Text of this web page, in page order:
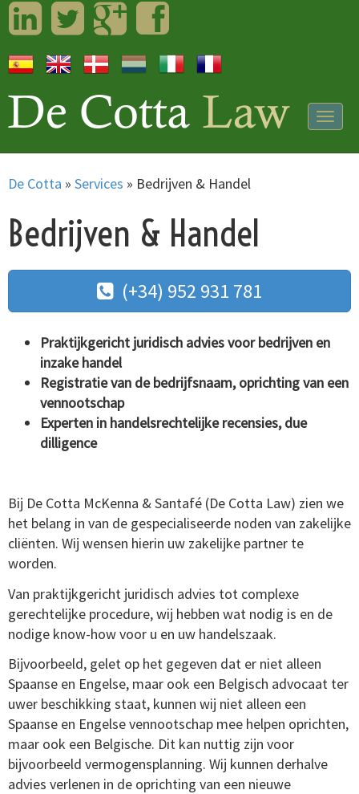
LinkedInTwitterGoogleplusFacebook
De Cotta » Services » Bedrijven & Handel
Bedrijven & Handel
(+34) 952 931 781
Praktijkgericht juridisch advies voor bedrijven en
inzake handel
Registratie van de bedrijfsnaam, oprichting van een
vennootschap
Experten in handelsrechtelijke recensies, due
dilligence
Bij De Cotta McKenna & Santafé (De Cotta Law) zien we
het belang in van de gespecialiseerde noden van zakelijke
cliënten. Wij wensen hierin uw zakelijke partner te
worden.
Van praktijkgericht juridisch advies tot complexe
gerechtelijke procedure, wij hebben wat nodig is en de
nodige know-how voor u en uw handelszaak.
Bijvoorbeeld, gelet op het gegeven dat er niet alleen
Spaanse en Engelse, maar ook een Belgisch advocaat ter
uwer beschikking staat, kunnen wij niet alleen een
Spaanse en Engelse vennootschap mee helpen oprichten,
maar ook een Belgische. Dit kan nuttig zijn voor
bijvoorbeeld vermogensplanning. Wij kunnen derhalve
advies verlenen in de oprichting van een nieuwe